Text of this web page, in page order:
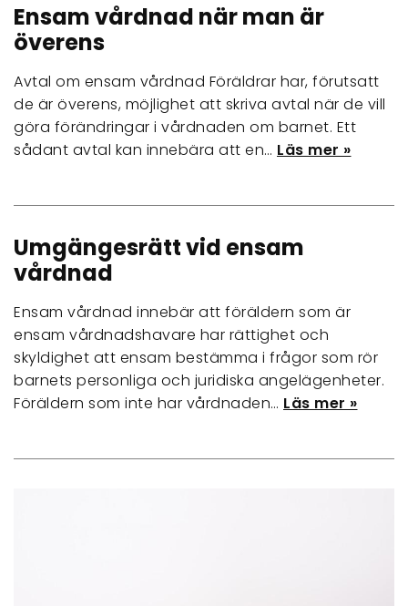
Ensam vårdnad när man är
överens
Avtal om ensam vårdnad Föräldrar har, förutsatt
de är överens, möjlighet att skriva avtal när de vill
göra förändringar i vårdnaden om barnet. Ett
sådant avtal kan innebära att en… Läs mer »
Umgängesrätt vid ensam
vårdnad
Ensam vårdnad innebär att föräldern som är
ensam vårdnadshavare har rättighet och
skyldighet att ensam bestämma i frågor som rör
barnets personliga och juridiska angelägenheter.
Föräldern som inte har vårdnaden… Läs mer »